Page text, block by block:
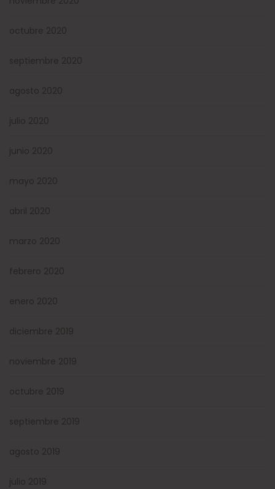
octubre 2020
septiembre 2020
agosto 2020
julio 2020
junio 2020
mayo 2020
abril 2020
marzo 2020
febrero 2020
enero 2020
diciembre 2019
noviembre 2019
octubre 2019
septiembre 2019
agosto 2019
julio 2019